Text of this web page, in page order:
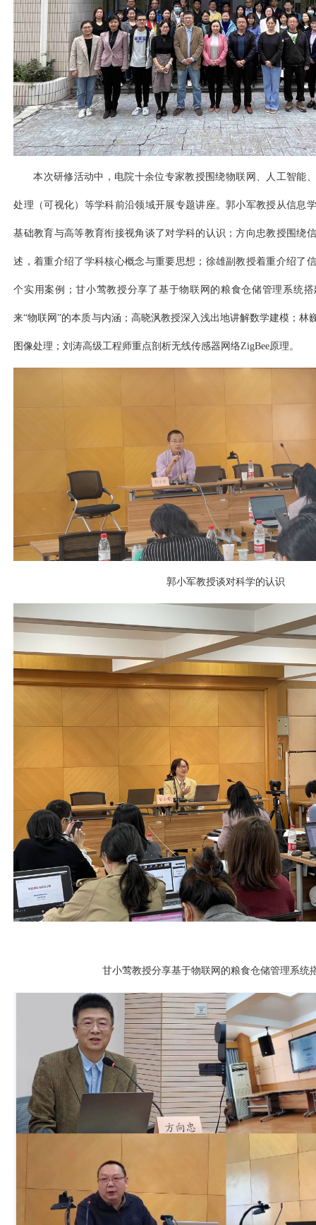
本次研修活动中，电院十余位专家教授围绕物联网、人工智能
处理（可视化）等学科前沿领域开展专题讲座。郭小军教授从信息
基础教育与高等教育衔接视角谈了对学科的认识；方向忠教授围绕
述，着重介绍了学科核心概念与重要思想；徐雄副教授着重介绍了
个实用案例；甘小莺教授分享了基于物联网的粮食仓储管理系统
来“物联网”的本质与内涵；高晓沨教授深入浅出地讲解数学建模；林
图像处理；刘涛高级工程师重点剖析无线传感器网络ZigBee原理。
郭小军教授谈对科学的认识
甘小莺教授分享基于物联网的粮食仓储管理系统